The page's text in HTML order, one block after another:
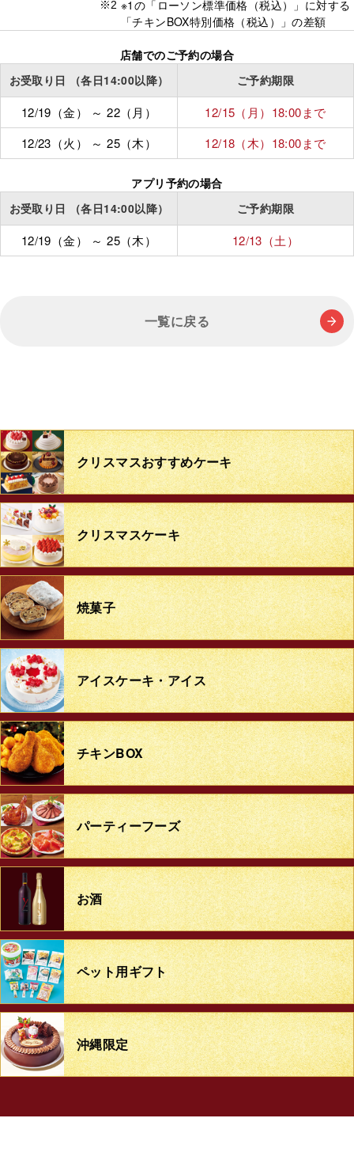
※2 ※1の「ローソン標準価格（税込）」に対する
「チキンBOX特別価格（税込）」の差額
店舗でのご予約の場合
お受取り日
（各日14:00以降） ご予約期限
12/19（金） ～22（月） 12/15（月） 18:00まで
12/23（火）
～25（木） 12/18（木） 18:00まで
アプリ予約の場合
お受取り日
（各日14:00以降） ご予約期限
12/19（金） ～25（木） 12/13（土）
一覧に戻る
クリスマスおすすめケーキ
クリスマスケーキ
焼菓子
アイスケーキ・アイス
チキンBOX
パーティーフーズ
お酒
ペット用ギフト
沖縄限定